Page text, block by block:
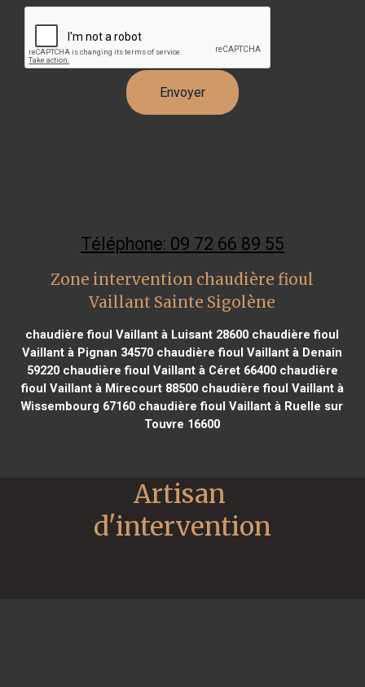
Téléphone: 09 72 66 89 55
Zone intervention chaudière fioul
Vaillant Sainte Sigolène
chaudière fioul Vaillant à Luisant 28600 chaudière fioul
Vaillant à Pignan 34570 chaudière fioul Vaillant à Denain
59220chaudière fioul Vaillant à Céret 66400chaudière
fioul Vaillant à Mirecourt 88500chaudière fioul Vaillant à
Wissembourg 67160 chaudière fioul Vaillant à Ruelle sur
Touvre 16600
Artisan
d'intervention